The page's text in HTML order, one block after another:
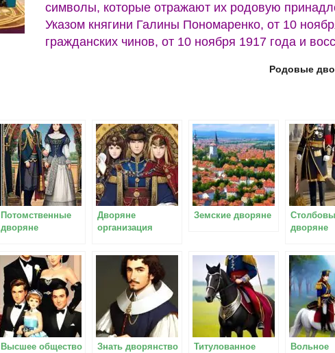
символы, которые отражают их родовую
Указом княгини Галины Пономаренко, от 10
гражданских чинов, от 10 ноября 1917 года и
Родовые
Потомственные
дворяне
Дворяне
организация
Земские дворяне
дворяне
Высшее общество Знать дворянство
Титулованное
Вольное